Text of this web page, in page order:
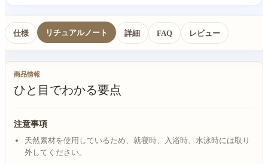
仕様 リチュアルノート 詳細 FAQ レビュー
商品情報
ひと目でわかる要点
注意事項
天然素材を使用しているため、就寝時、入浴時、水泳時には取り
外してください。